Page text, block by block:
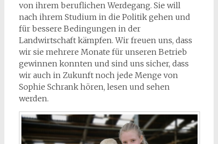
von ihrem beruflichen Werdegang. Sie will
nach ihrem Studium in die Politik gehen und
für bessere Bedingungen in der
Landwirtschaft kämpfen. Wir freuen uns, dass
wir sie mehrere Monate für unseren Betrieb
gewinnen konnten und sind uns sicher, dass
wir auch in Zukunft noch jede Menge von
Sophie Schrank hören, lesen und sehen
werden.